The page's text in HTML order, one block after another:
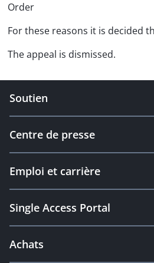
Order
For these reasons it is decided
The appeal is dismissed.
Soutien
Centre de presse
Emploi et carrière
Single Access Portal
Achats